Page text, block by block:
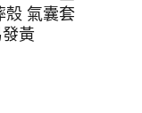
殼 氣囊套
黃